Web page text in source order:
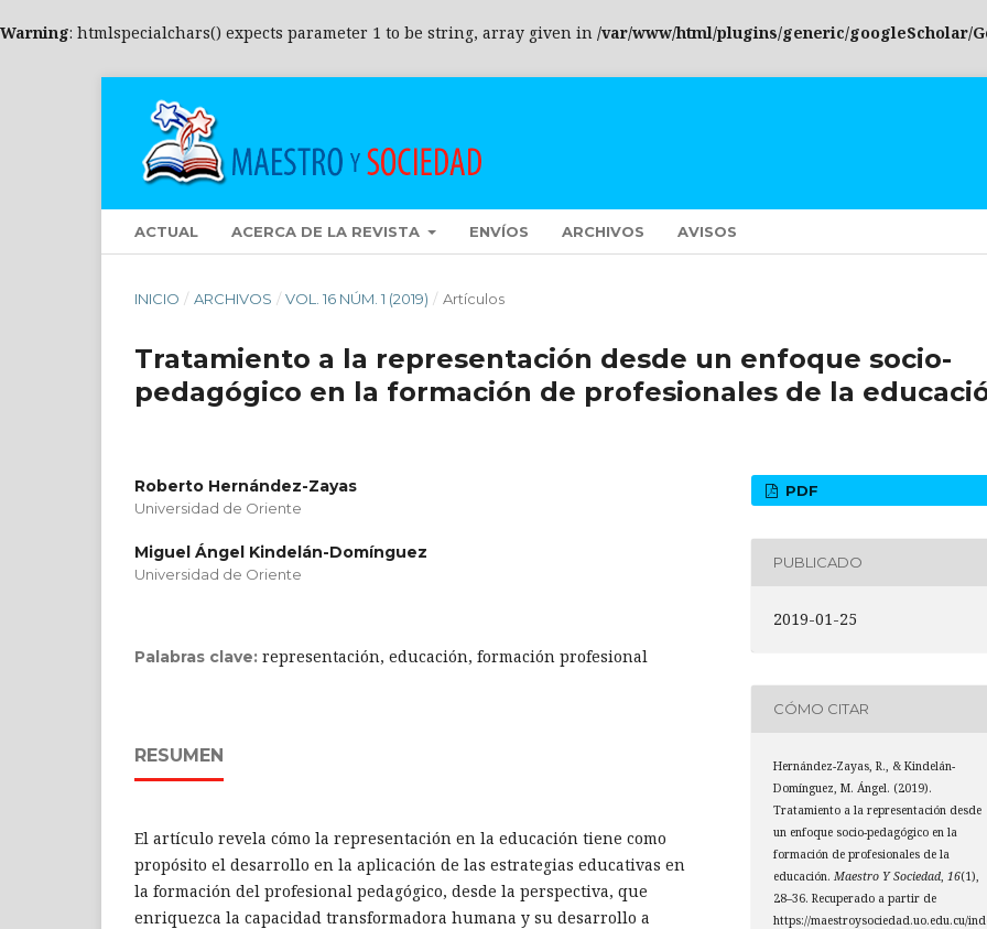
Warning: htmlspecialchars() expects parameter 1 to be string, array given in /var/www/html/plugins/generic/googleScholar/
ACTUAL ACERCA DE LA REVISTA ENVÍOS ARCHIVOS AVISOS
INICIO / ARCHIVOS / VOL. 16 NÚM. 1 (2019) / Artículos
Tratamiento a la representación desde un enfoque socio-
pedagógico en la formación de profesionales de la
Roberto Hernández-Zayas
Universidad de Oriente
Miguel Ángel Kindelán-Domínguez
Universidad de Oriente
Palabras clave: representación, educación, formación profesional
RESUMEN
El artículo revela cómo la representación en la educación tiene como
propósito el desarrollo en la aplicación de las estrategias educativas en
la formación del profesional pedagógico, desde la perspectiva, que
enriquezca la capacidad transformadora humana y su desarrollo a
PDF
PUBLICADO
2019-01-25
CÓMO CITAR
Hernández-Zayas, R., & Kindelán-
Domínguez, M. Ángel. (2019).
Tratamiento a la representación desde
un enfoque socio-pedagógico en la
formación de profesionales de la
educación.Maestro Y Sociedad,16(1),
28–36. Recuperado a partir de
https://maestroysociedad.uo.edu.cu/